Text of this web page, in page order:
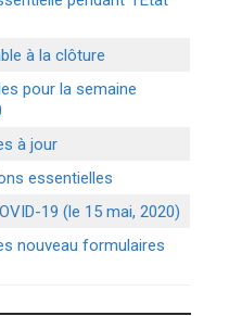
à la clôture
pour la semaine
à jour
essentielles
19 (le 15 mai, 2020)
nouveau formulaires